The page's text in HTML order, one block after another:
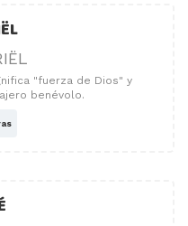
"fuerza de Dios" y
benévolo.